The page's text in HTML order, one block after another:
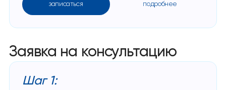
записаться подробнее
Заявка на консультацию
Шаг 1: